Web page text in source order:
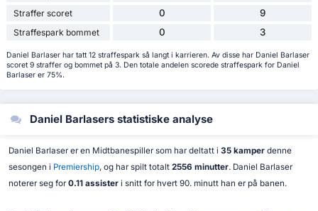
Straffer scoret 0 9
Straffespark bommet 0 3
Daniel Barlaser har tatt 12 straffespark så langt i karrieren. Av disse har Daniel Barlaser
scoret 9 straffer og bommet på 3. Den totale andelen scorede straffespark for Daniel
Barlaser er 75%.
Daniel Barlasers statistiske analyse
Daniel Barlaser er en Midtbanespiller som har deltatt i 35 kamperdenne
sesongen i Premiership, og har spilt totalt 2556 minutter. Daniel Barlaser
noterer seg for 0.11 assisteri snitt for hvert 90. minutt han er på banen.